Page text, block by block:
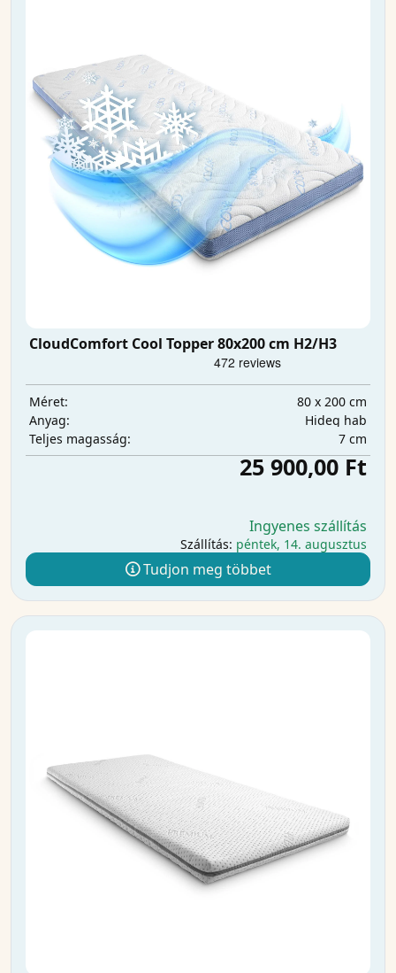
CloudComfort Cool Topper 80x200 cm H2/H3
Méret:
80 x 200 cm
Anyag:
Hideg hab
Teljes magasság:
7 cm
25 900,00 Ft
Ingyenes szállítás
Szállítás: péntek, 14. augusztus
Tudjon meg többet